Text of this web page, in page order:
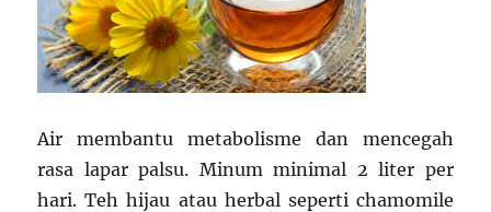
Air membantu metabolisme dan mencegah
rasa lapar palsu. Minum minimal 2 liter per
hari. Teh hijau atau herbal seperti chamomile